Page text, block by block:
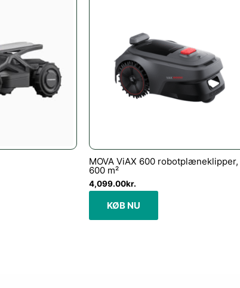
MOVA ViAX 600 robotplæneklipper,
600 m²
4,099.00kr.
KØB NU